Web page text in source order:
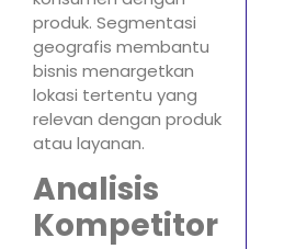
produk. Segmentasi
geografis membantu
bisnis menargetkan
lokasi tertentu yang
relevan dengan produk
atau layanan.
Analisis
Kompetitor